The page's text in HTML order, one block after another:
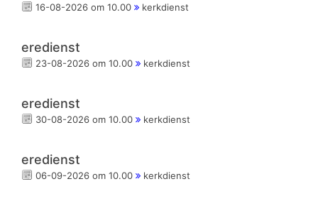
16-08-2026 om 10.00 kerkdienst
eredienst
23-08-2026 om 10.00 kerkdienst
eredienst
30-08-2026 om 10.00 kerkdienst
eredienst
06-09-2026 om 10.00 kerkdienst